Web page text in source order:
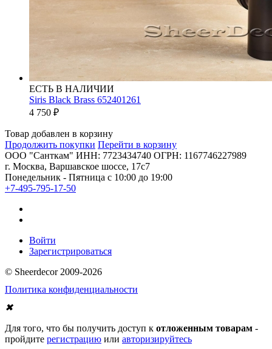
ЕСТЬ В НАЛИЧИИ
Siris Black Brass 652401261
4 750 ₽
Товар добавлен в корзину
Продолжить покупки Перейти в корзину
ООО "Санткам" ИНН: 7723434740 ОГРН: 1167746227989
г. Москва, Варшавское шоссе, 17с7
Понедельник - Пятница с 10:00 до 19:00
+7-495-795-17-50
Войти
Зарегистрироваться
© Sheerdecor 2009-2026
Политика конфиденциальности
✖
Для того, что бы получить доступ к отложенным товарам -
пройдите регистрацию или авторизируйтесь